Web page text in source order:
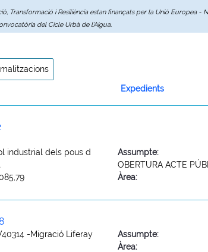
Transformació i Resiliència estan finançats per la Unió Europea -
del Cicle Urbà de l'Aigua.
Expedients
industrial dels pous d
Assumpte:
OBERTURA ACTE
Àrea:
-Migració Liferay Assumpte:
Àrea: